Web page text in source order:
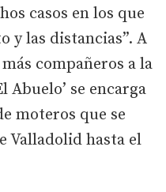
casos en los que
y las distancias”. A
compañeros a la
se encarga
moteros que se
Valladolid hasta el